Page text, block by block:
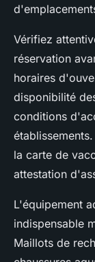
Vérifiez
réservation
horaires
disponibilité
conditions
la carte de
attestation
L'équipement
indispensable
Maillots de